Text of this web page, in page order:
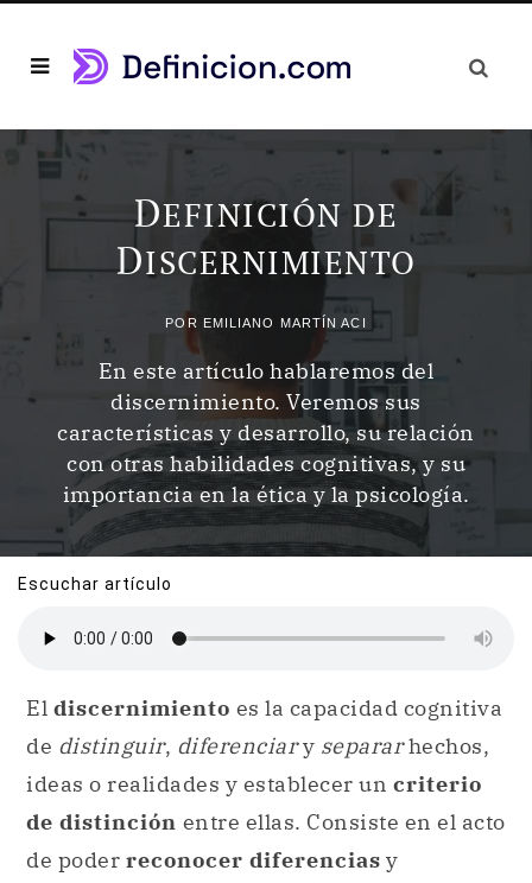
DEFINICIÓN DE
DISCERNIMIENTO
POR EMILIANO MARTÍN ACI
En este artículo hablaremos del
discernimiento. Veremos sus
características y desarrollo, su relación
con otras habilidades cognitivas, y su
importancia en la ética y la psicología.
Escuchar artículo
El discernimiento es la capacidad cognitiva
de distinguir, diferenciary separarhechos,
ideas o realidades y establecer un criterio
de distinción entre ellas. Consiste en el acto
de poder reconocer diferencias y